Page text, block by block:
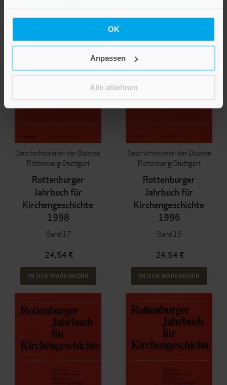
OK
Anpassen
Alle ablehnen
Geschichtsverein der Diözese
Rottenburg-Stuttgart
Rottenburger
Jahrbuch für
Kirchengeschichte
1998
Band 17
24,54 €
IN DEN WARENKORB
Geschichtsverein der Diözese
Rottenburg-Stuttgart
Rottenburger
Jahrbuch für
Kirchengeschichte
1996
Band 15
24,54 €
IN DEN WARENKORB